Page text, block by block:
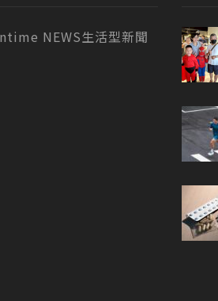
NEWS生活型新聞